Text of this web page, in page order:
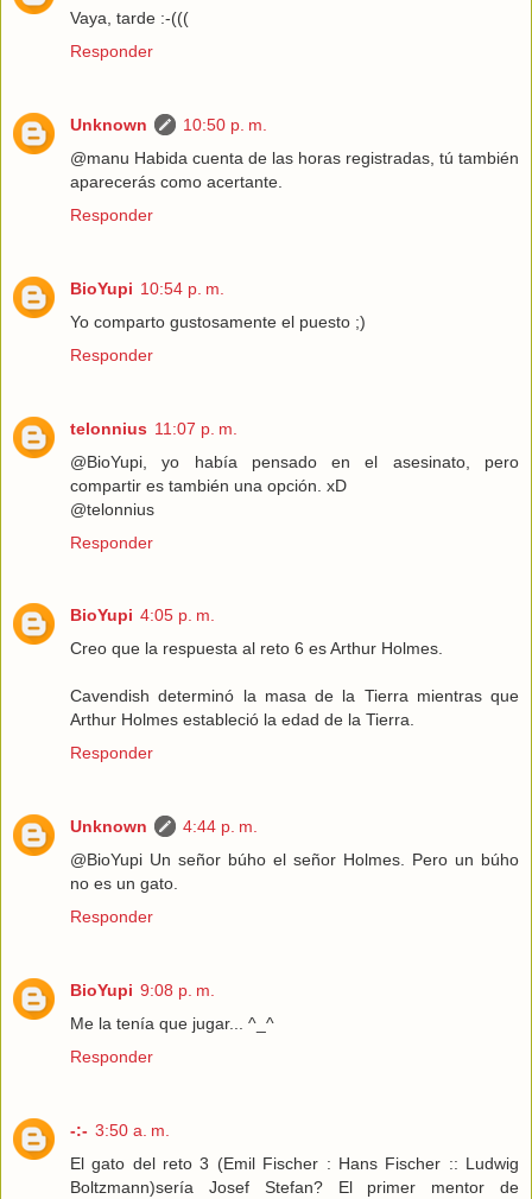
Vaya, tarde :-(((
Responder
Unknown
10:50 p. m.
@manu Habida cuenta de las horas registradas, tú también
aparecerás como acertante.
Responder
BioYupi 10:54 p. m.
Yo comparto gustosamente el puesto ;)
Responder
telonnius 11:07 p. m.
@BioYupi, yo había pensado en el asesinato, pero
compartir es también una opción. xD
@telonnius
Responder
BioYupi 4:05 p. m.
Creo que la respuesta al reto 6 es Arthur Holmes.
Cavendish determinó la masa de la Tierra mientras que
Arthur Holmes estableció la edad de la Tierra.
Responder
Unknown
4:44 p. m.
@BioYupi Un señor búho el señor Holmes. Pero un búho
no es un gato.
Responder
BioYupi 9:08 p. m.
Me la tenía que jugar... ^_^
Responder
-:- 3:50 a. m.
El gato del reto 3 (Emil Fischer : Hans Fischer :: Ludwig
Boltzmann)sería Josef Stefan? El primer mentor de